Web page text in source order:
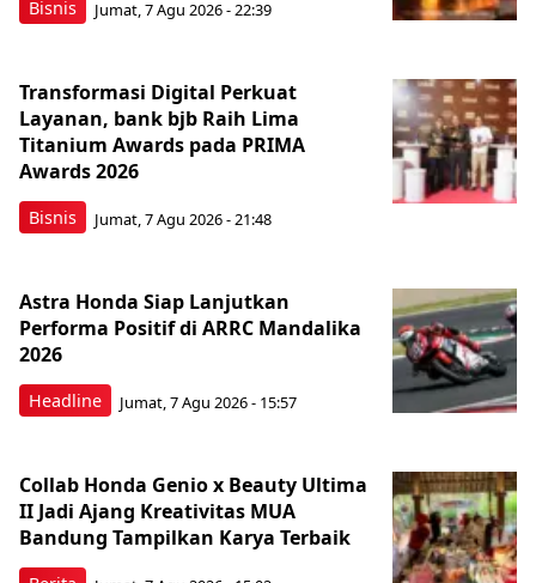
Bisnis Jumat, 7 Agu 2026 - 22:39
Bisnis
Transformasi Digital Perkuat
Layanan, bank bjb Raih Lima
Titanium Awards pada PRIMA
Awards 2026
Jumat, 7 Agu 2026 - 21:48
Headline
Astra Honda Siap Lanjutkan
Performa Positif di ARRC Mandalika
2026
Jumat, 7 Agu 2026 - 15:57
Collab Honda Genio x Beauty Ultima
II Jadi Ajang Kreativitas MUA
Bandung Tampilkan Karya Terbaik